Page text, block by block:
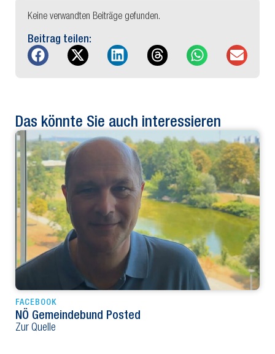
Keine verwandten Beiträge gefunden.
Beitrag teilen:
Das könnte Sie auch interessieren
FACEBOOK
NÖ Gemeindebund Posted
Zur Quelle